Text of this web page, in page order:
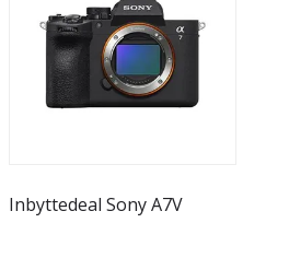
Inbyttedeal Sony A7V